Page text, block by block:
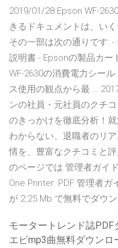
2019/01/28 Epson WF-
きるドキュメントは、い
その一部は次の通りです: -
説明書 - Epsonの製品カー
WF-2630の消費電力シー
ス使用の観点から最 …
ンの社員・元社員のクチ
のきっかけを徹底分析！
わからない、退職者のリ
情を、豊富なクチコミと
のページでは 管理者ガイ
One Printer. PDF 管理者
が 2.25 Mb で無料でダウン
モータートレンド誌PDF
エビmp3曲無料ダウンロ